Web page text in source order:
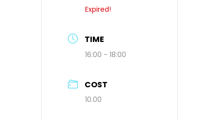
Expired!
TIME
16:00 - 18:00
COST
10.00